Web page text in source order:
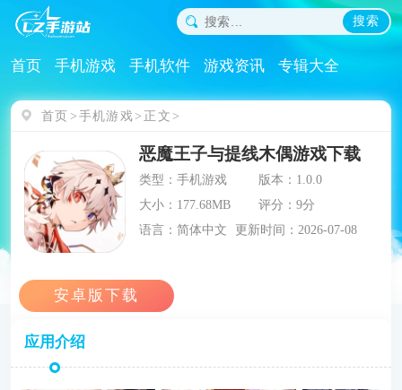
搜索
首页 手机游戏 手机软件 游戏资讯 专辑大全
首页 手机游戏 正文
恶魔王子与提线木偶游戏下载
类型：手机游戏
版本：1.0.0
大小：177.68MB
评分：9分
语言：简体中文
更新时间：2026-07-08
应用介绍